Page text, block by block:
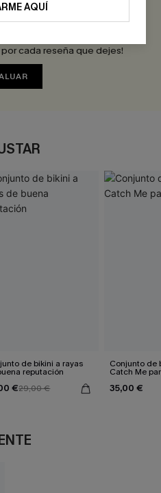
cada reseña que dejes!
de bikini a rayas
reputación
€29,00 €
Conjunto de
Catch Me
35,00 €
AQUÍ